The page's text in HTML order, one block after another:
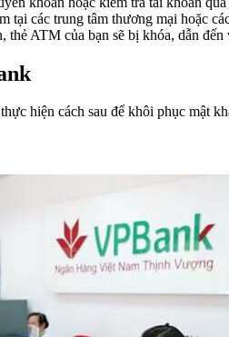
tại các trung tâm thương mại hoặc
ATM của bạn sẽ bị khóa, dẫn
hiện cách sau để khôi phục mật